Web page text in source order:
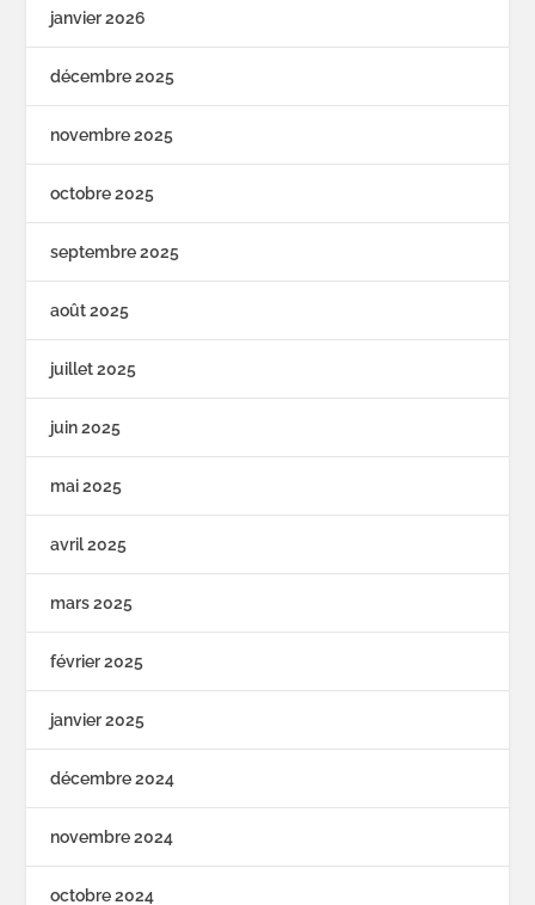
janvier 2026
décembre 2025
novembre 2025
octobre 2025
septembre 2025
août 2025
juillet 2025
juin 2025
mai 2025
avril 2025
mars 2025
février 2025
janvier 2025
décembre 2024
novembre 2024
octobre 2024